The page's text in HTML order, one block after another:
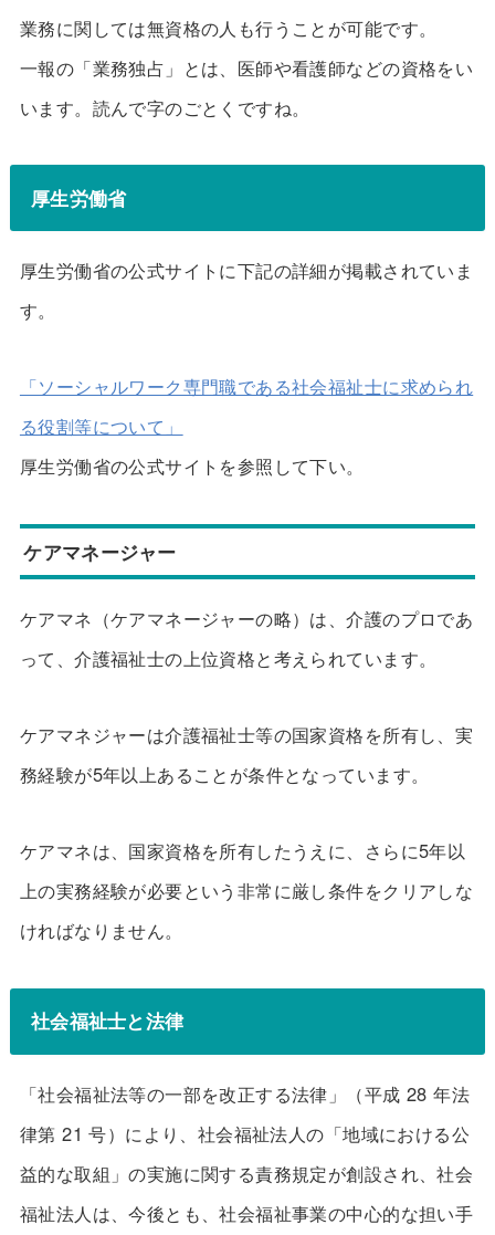
業務に関しては無資格の人も行うことが可能です。
一報の「業務独占」とは、医師や看護師などの資格をい
います。読んで字のごとくですね。
厚生労働省
厚生労働省の公式サイトに下記の詳細が掲載されていま
す。
「ソーシャルワーク専門職である社会福祉士に求められ
る役割等について」
厚生労働省の公式サイトを参照して下い。
ケアマネージャー
ケアマネ（ケアマネージャーの略）は、介護のプロであ
って、介護福祉士の上位資格と考えられています。
ケアマネジャーは介護福祉士等の国家資格を所有し、実
務経験が5年以上あることが条件となっています。
ケアマネは、国家資格を所有したうえに、さらに5年以
上の実務経験が必要という非常に厳し条件をクリアしな
ければなりません。
社会福祉士と法律
「社会福祉法等の一部を改正する法律」（平成 28 年法
律第 21 号）により、社会福祉法人の「地域における公
益的な取組」の実施に関する責務規定が創設され、社会
福祉法人は、今後とも、社会福祉事業の中心的な担い手